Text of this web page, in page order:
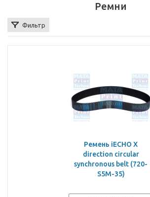
Ремни
Фильтр
Ремень iECHO X
direction circular
synchronous belt (720-
S5M-35)